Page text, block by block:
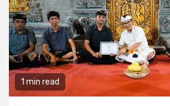
1 min read